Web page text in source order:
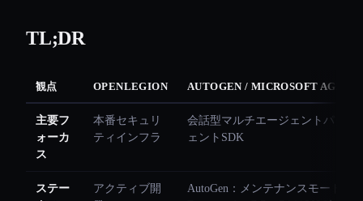
TL;DR
観点 OPENLEGION AUTOGEN / MICROSOFT
主要フ
ォーカ
ス
本番セキュリ
ティインフラ
会話型マルチエージェントパター
ェントSDK
ステー
アクティブ開
AutoGen：メンテナンスモード。